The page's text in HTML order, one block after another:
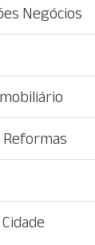
Negócios
Reformas